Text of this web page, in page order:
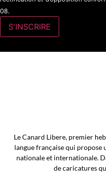
08.
Le Canard Libere, premier
langue française qui propose
nationale et internationale.
de caricatures